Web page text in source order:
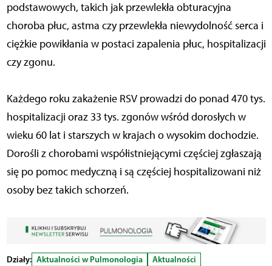
podstawowych, takich jak przewlekła obturacyjna
choroba płuc, astma czy przewlekła niewydolność serca i
ciężkie powikłania w postaci zapalenia płuc, hospitalizacji
czy zgonu.
Każdego roku zakażenie RSV prowadzi do ponad 470 tys.
hospitalizacji oraz 33 tys. zgonów wśród dorosłych w
wieku 60 lat i starszych w krajach o wysokim dochodzie.
Dorośli z chorobami współistniejącymi częściej zgłaszają
się po pomoc medyczną i są częściej hospitalizowani niż
osoby bez takich schorzeń.
Działy: Aktualności w Pulmonologia
Aktualności